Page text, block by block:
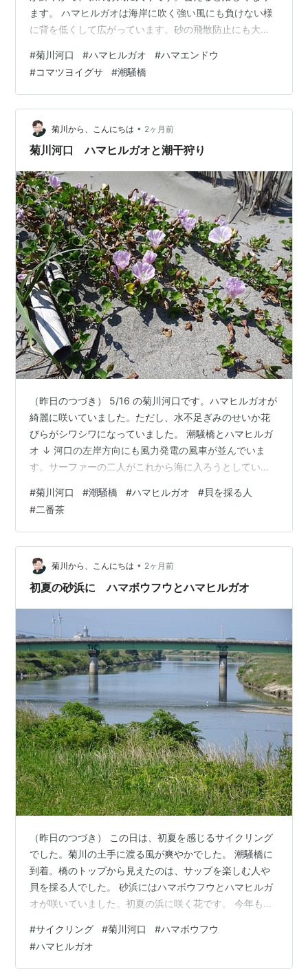
ます。 ハマヒルガオは海岸に吹く強い風にも負けない様
に背を低くして広がっています。砂の飛散防止にも大活
す。 名前のとおり昼に咲く花です。この時は１０時頃で
すが、まだ花びらが閉じ目覚めていない花も見かけま
す。雨が少ないためか花ビラがシワシワになっている様
に見えました。 近くにはハマエンドウも咲いていまし
た。 コマツヨイグサはその名の通り、夕方に花が開くの
でまだ眠っています。 ↓ （明日につづく） …
#菊川河口 #ハマヒルガオ #ハマエンドウ
#コマツヨイグサ #潮騒橋
菊川から、こんにちは • 2ヶ月前
菊川河口 ハマヒルガオと潮干狩り
（昨日のつづき） 5/16 の菊川河口です。ハマヒルガオが
綺麗に咲いていました。ただし、水不足ぎみのせいか花
びらがシワシワになっていました。 潮騒橋とハマヒルガ
オ ↓ 河口の左岸方向にも風力発電の風車が並んでいま
す。サーファーの二人がこれから海に入ろうとしていま
ました。この辺りは漁業権が無いので自由に貝を採れる
そうです。 （明日につづく）私がお世話になっている茶
農協では今日から二番茶の生産がはじまりました。なの
で今日から暫くはお茶工場通いです。静岡県も梅雨に入
った様ですがまずまずのお天気。お茶の発育も順調の様
です。蒸し器の周りはお茶の香りに包…
#菊川河口 #潮騒橋 #ハマヒルガオ #貝を採る人
#二番茶
菊川から、こんにちは • 2ヶ月前
初夏の砂浜に ハマボウフウとハマヒルガオ
（昨日のつづき） この日は、初夏を感じるサイクリング
でした。菊川の土手に渡る風が爽やかでした。 潮騒橋に
到着。橋のトップから見えたのは、サップを楽しむ人や
貝を採る人でした。 砂浜にはハマボウフウとハマヒルガ
オが咲いていました。初夏の浜に咲く花です。 今年も沢
（明日につづく） 今日はグランドゴルフの月例会があり
ました。ホールインワンは１つありましたが、今一つの
成績に終わりました。賞に入れませんでしたが、最後に
#サイクリング #菊川河口 #ハマボウフウ
#ハマヒルガオ